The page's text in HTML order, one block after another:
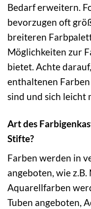
Bedarf erweitern.
bevorzugen oft
breiteren
Möglichkeiten zur
bietet. Achte
enthaltenen
sind und sich leicht
Art des
Stifte?
Farben werden in
angeboten, wie
Aquarellfarben
Tuben angeboten,